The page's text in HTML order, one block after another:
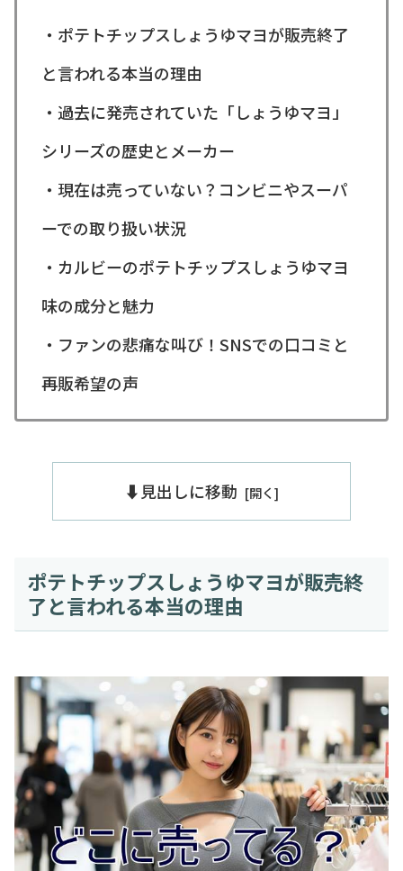
・ポテトチップスしょうゆマヨが販売終了
と言われる本当の理由
・過去に発売されていた「しょうゆマヨ」
シリーズの歴史とメーカー
・現在は売っていない？コンビニやスーパ
ーでの取り扱い状況
・カルビーのポテトチップスしょうゆマヨ
味の成分と魅力
・ファンの悲痛な叫び！SNSでの口コミと
再販希望の声
⬇️見出しに移動
ポテトチップスしょうゆマヨが販売終
了と言われる本当の理由